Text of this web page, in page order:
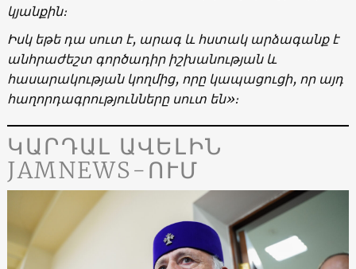
կյանքին։
Իսկ եթե դա սուտ է, արագ և հստակ արձագանք է
անհրաժեշտ գործադիր իշխանության և
հասարակության կողմից, որը կապացուցի, որ այդ
հաղորդագրությունները սուտ են»։
ԿԱՐԴԱԼ ԱՎԵԼԻՆ
JAMNEWS-ՈՒՄ